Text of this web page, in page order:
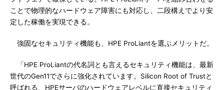
ことで物理的なハードウェア障害にも対応し、二段構えでより安
定した稼働を実現できる。
強固なセキュリティ機能も、HPE ProLiantを選ぶメリットだ。
「HPE ProLiantの代名詞とも言えるセキュリティ機能は、最新
世代のGen11でさらに強化されています。Silicon Root of Trustと
呼ばれる、HPEサーバのハードウェアレベルに直接セキュリティ